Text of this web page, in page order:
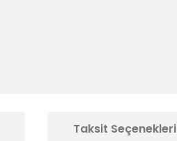
Taksit Seçenekleri